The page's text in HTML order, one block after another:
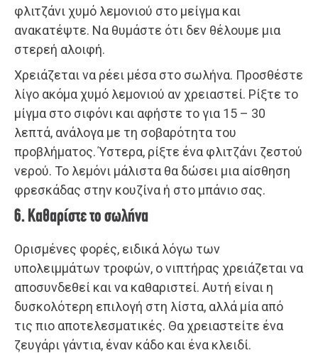
φλιτζάνι χυμό λεμονιού στο μείγμα και
ανακατέψτε. Να θυμάστε ότι δεν θέλουμε μια
στερεή αλοιφή.
Χρειάζεται να ρέει μέσα στο σωλήνα. Προσθέστε
λίγο ακόμα χυμό λεμονιού αν χρειαστεί. Ρίξτε το
μίγμα στο σιφόνι και αφήστε το για 15 – 30
λεπτά, ανάλογα με τη σοβαρότητα του
προβλήματος. Ύστερα, ρίξτε ένα φλιτζάνι ζεστού
νερού. Το λεμόνι μάλιστα θα δώσει μια αίσθηση
φρεσκάδας στην κουζίνα ή στο μπάνιο σας.
6. Καθαρίστε το σωλήνα
Ορισμένες φορές, ειδικά λόγω των
υπολειμμάτων τροφών, ο νιπτήρας χρειάζεται να
αποσυνδεθεί και να καθαριστεί. Αυτή είναι η
δυσκολότερη επιλογή στη λίστα, αλλά μία από
τις πιο αποτελεσματικές. Θα χρειαστείτε ένα
ζευγάρι γάντια, έναν κάδο και ένα κλειδί.